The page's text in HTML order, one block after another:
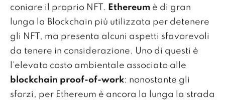
coniare il proprio NFT. Ethereum è di gran
lunga la Blockchain più utilizzata per detenere
gli NFT, ma presenta alcuni aspetti sfavorevoli
da tenere in considerazione. Uno di questi è
l'elevato costo ambientale associato alle
blockchain proof-of-work: nonostante gli
sforzi, per Ethereum è ancora la lunga la strada